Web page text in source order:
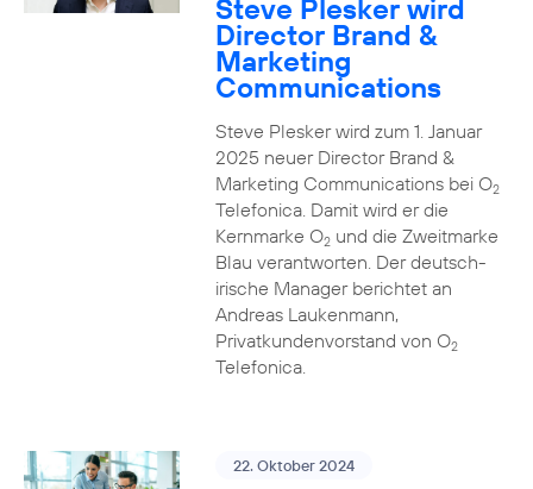
Steve Plesker wird
Director Brand &
Marketing
Communications
Steve Plesker wird zum 1. Januar
2025 neuer Director Brand &
Marketing Communications bei O2
Telefonica. Damit wird er die
Kernmarke O2und die Zweitmarke
Blau verantworten. Der deutsch-
irische Manager berichtet an
Andreas Laukenmann,
Privatkundenvorstand von O2
Telefonica.
22. Oktober 2024